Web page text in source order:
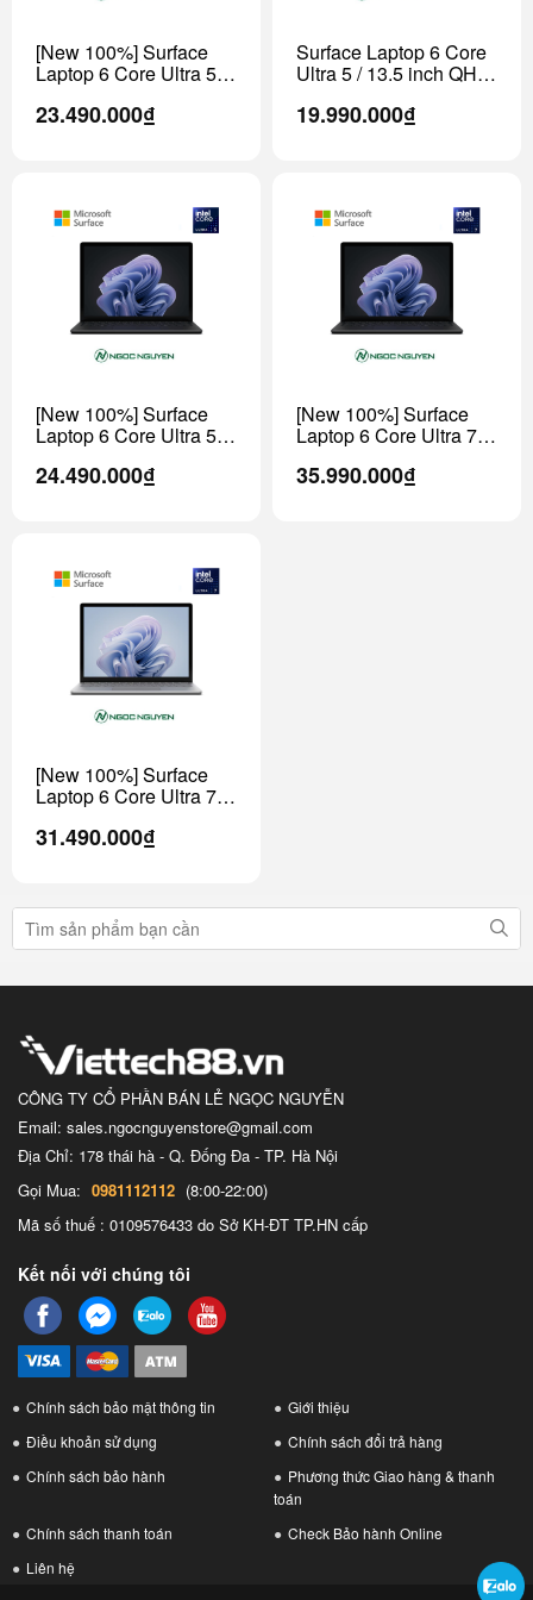
[New 100%] Surface
Laptop 6 Core Ultra 5 /
2024)
23.490.000₫
Surface Laptop 6 Core
Ultra 5 / 13.5 inch QHD
19.990.000₫
[New 100%] Surface
Laptop 6 Core Ultra 5 /
24.490.000₫
[New 100%] Surface
Laptop 6 Core Ultra 7 /
2024)
35.990.000₫
[New 100%] Surface
Laptop 6 Core Ultra 7 /
31.490.000₫
CÔNG TY CỔ PHẦN BÁN LẺ NGỌC NGUYỄN
Email: sales.ngocnguyenstore@gmail.com
Địa Chỉ: 178 thái hà - Q. Đống Đa - TP. Hà Nội
Gọi Mua: 0981112112 (8:00-22:00)
Mã số thuế : 0109576433 do Sở KH-ĐT TP.HN cấp
Kết nối với chúng tôi
Chính sách bảo mật thông tin
Giới thiệu
Điều khoản sử dụng
Chính sách đổi trả hàng
Chính sách bảo hành
Phương thức Giao hàng & thanh
toán
Chính sách thanh toán
Check Bảo hành Online
Liên hệ